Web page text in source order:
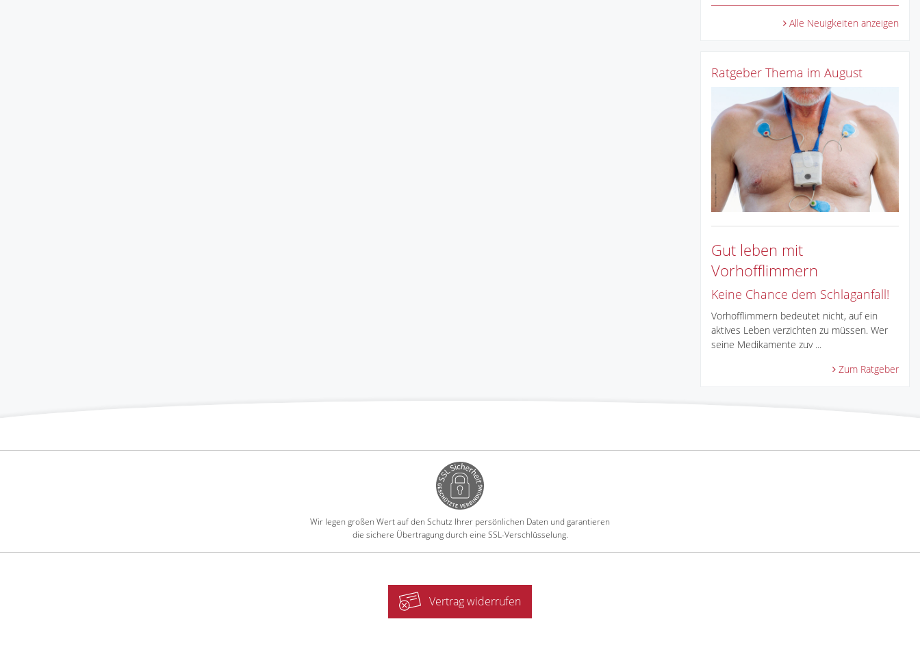
Alle Neuigkeiten anzeigen
Ratgeber Thema im August
Gut leben mit
Vorhofflimmern
Keine Chance dem Schlaganfall!
Vorhofflimmern bedeutet nicht, auf ein
aktives Leben verzichten zu müssen. Wer
seine Medikamente zuv ...
Zum Ratgeber
Wir legen großen Wert auf den Schutz Ihrer persönlichen Daten und garantieren
die sichere Übertragung durch eine SSL-Verschlüsselung.
Vertrag widerrufen